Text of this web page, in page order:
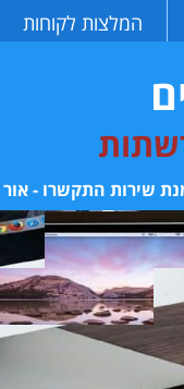
המלצות לקוחות
התקשרו - אור